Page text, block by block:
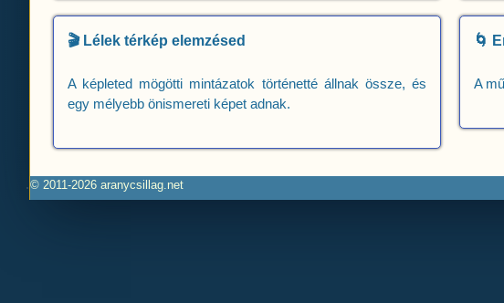
🎬 Lélek térkép elemzésed
A képleted mögötti mintázatok történetté állnak össze, és
egy mélyebb önismereti képet adnak.
🌀
A
© 2011-2026 aranycsillag.net